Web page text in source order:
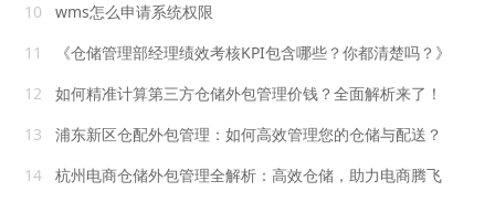
10
wms怎么申请系统权限
11
《仓储管理部经理绩效考核KPI包含哪些？你都清楚吗？》
12
如何精准计算第三方仓储外包管理价钱？全面解析来了！
13
浦东新区仓配外包管理：如何高效管理您的仓储与配送？
14
杭州电商仓储外包管理全解析：高效仓储，助力电商腾飞